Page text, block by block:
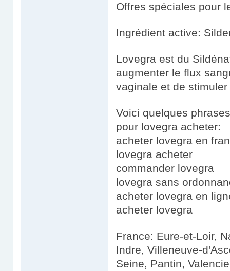
Offres spéciales pour
Ingrédient active:
Lovegra est du
augmenter le flux
vaginale et de
Voici quelques
pour lovegra acheter:
acheter lovegra en
lovegra acheter
commander lovegra
lovegra sans
acheter lovegra en
acheter lovegra
France: Eure-et-Loir,
Indre, Villeneuve-
Seine, Pantin,